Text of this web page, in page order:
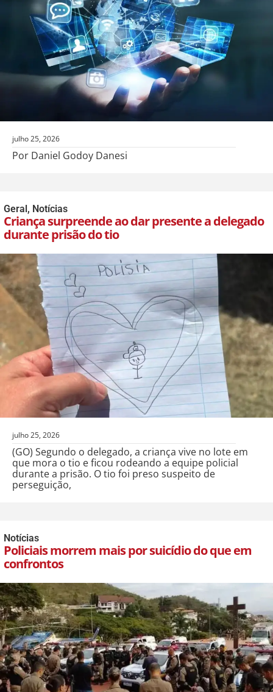
julho 25, 2026
Por Daniel Godoy Danesi
Geral, Notícias
Criança surpreende ao dar presente a delegado
durante prisão do tio
julho 25, 2026
(GO) Segundo o delegado, a criança vive no lote em
que mora o tio e ficou rodeando a equipe policial
durante a prisão. O tio foi preso suspeito de
perseguição,
Notícias
Policiais morrem mais por suicídio do que em
confrontos